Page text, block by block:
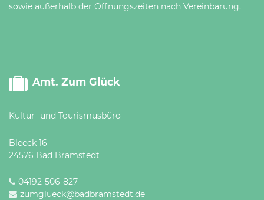
sowie außerhalb der Öffnungszeiten nach Vereinbarung.
Amt. Zum Glück
Kultur- und Tourismusbüro
Bleeck 16
24576 Bad Bramstedt
04192-506-827
zumglueck@badbramstedt.de